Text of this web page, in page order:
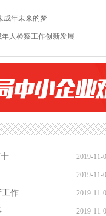
成年未来的梦
年人检察工作创新发展
2019-11-
2019-11-
工作 2019-11-
2019-11-